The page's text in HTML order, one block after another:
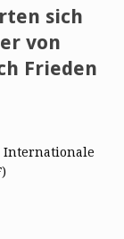
sich
von
Frieden
Internationale